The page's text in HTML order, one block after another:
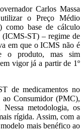
Carlos Massa
o Preço Médio
como base de cálculo
ST) – regime de
em que o ICMS não é
o produto, mas sim
vigor já a partir de 1º
de medicamentos no
Consumidor (PMC),
metodologia, os
rígida. Assim, com a
mais benéfico ao